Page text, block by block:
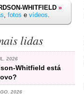
WHITFIELD »
, fotos e vídeos.
lidas
2026
Whitfield está
2026